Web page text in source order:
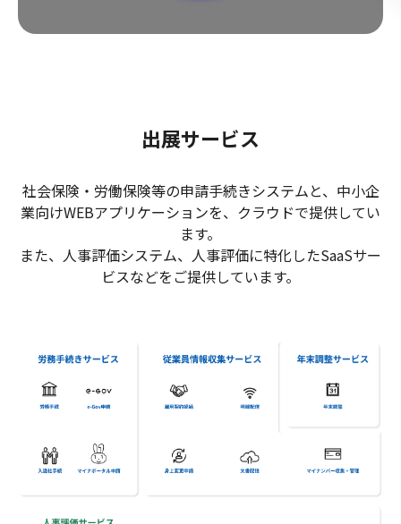
出展サービス
社会保険・労働保険等の申請手続きシステムと、中小企
業向けWEBアプリケーションを、クラウドで提供してい
ます。
また、人事評価システム、人事評価に特化したSaaSサー
ビスなどをご提供しています。